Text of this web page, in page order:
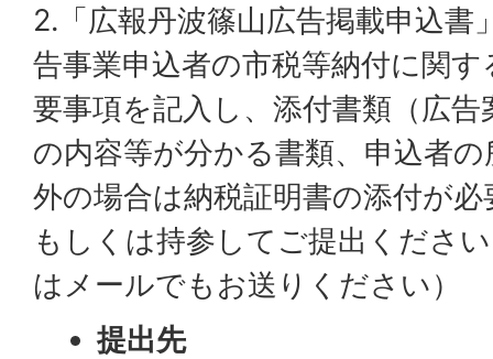
2.「広報丹波篠山広告掲載申込書
告事業申込者の市税等納付に関
要事項を記入し、添付書類（広告
の内容等が分かる書類、申込者
外の場合は納税証明書の添付が
もしくは持参してご提出くださ
はメールでもお送りください）
提出先